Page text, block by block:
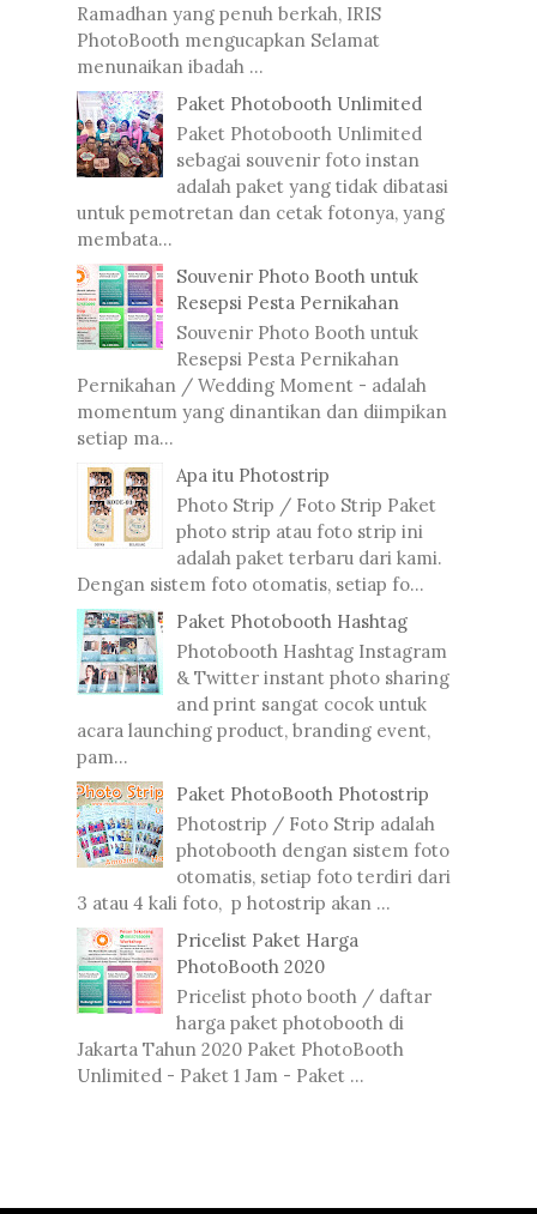
Ramadhan yang penuh berkah, IRIS
PhotoBooth mengucapkan Selamat
menunaikan ibadah ...
Paket Photobooth Unlimited
Paket Photobooth Unlimited
sebagai souvenir foto instan
adalah paket yang tidak dibatasi
untuk pemotretan dan cetak fotonya, yang
membata...
Souvenir Photo Booth untuk
Resepsi Pesta Pernikahan
Souvenir Photo Booth untuk
Resepsi Pesta Pernikahan
Pernikahan / Wedding Moment - adalah
momentum yang dinantikan dan diimpikan
setiap ma...
Apa itu Photostrip
Photo Strip / Foto Strip Paket
photo strip atau foto strip ini
adalah paket terbaru dari kami.
Dengan sistem foto otomatis, setiap fo...
Paket Photobooth Hashtag
Photobooth Hashtag Instagram
& Twitter instant photo sharing
and print sangat cocok untuk
acara launching product, branding event,
pam...
Paket PhotoBooth Photostrip
Photostrip / Foto Strip adalah
photobooth dengan sistem foto
otomatis, setiap foto terdiri dari
3 atau 4 kali foto, p hotostrip akan ...
Pricelist Paket Harga
PhotoBooth 2020
Pricelist photo booth / daftar
harga paket photobooth di
Jakarta Tahun 2020 Paket PhotoBooth
Unlimited - Paket 1 Jam - Paket ...